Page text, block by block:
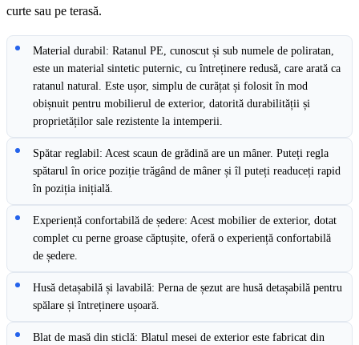
curte sau pe terasă.
Material durabil: Ratanul PE, cunoscut și sub numele de poliratan,
este un material sintetic puternic, cu întreținere redusă, care arată ca
ratanul natural. Este ușor, simplu de curățat și folosit în mod
obișnuit pentru mobilierul de exterior, datorită durabilității și
proprietăților sale rezistente la intemperii.
Spătar reglabil: Acest scaun de grădină are un mâner. Puteți regla
spătarul în orice poziție trăgând de mâner și îl puteți readuceți rapid
în poziția inițială.
Experiență confortabilă de ședere: Acest mobilier de exterior, dotat
complet cu perne groase căptușite, oferă o experiență confortabilă
de ședere.
Husă detașabilă și lavabilă: Perna de șezut are husă detașabilă pentru
spălare și întreținere ușoară.
Blat de masă din sticlă: Blatul mesei de exterior este fabricat din